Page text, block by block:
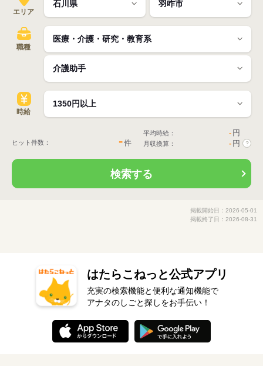
エリア
職種
時給
ヒット件数： -件
平均時給： - 円
月収換算： - 円 ?
検索する
掲載開始日：2026-05-01
掲載終了日：2026-08-31
はたらこねっと公式アプリ
充実の検索機能と便利な通知機能で
アナタのしごと探しをお手伝い！